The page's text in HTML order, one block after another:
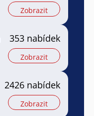
Zobrazit
353 nabídek
Zobrazit
2426 nabídek
Zobrazit